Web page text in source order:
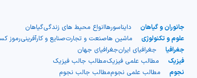
جانوران و گیاهان
دایناسورهاانواع محیط های زندگیگیاهان
علوم و تکنولوژی
ماشین هاصنعت و تجارتصنایع و کارآفرینیرموز
جغرافیا
جغرافیای ایرانجغرافیای جهان
فیزیک
مطالب علمی فیزیکمطالب جالب فیزیک
نجوم
مطالب علمی نجوممطالب جالب نجوم